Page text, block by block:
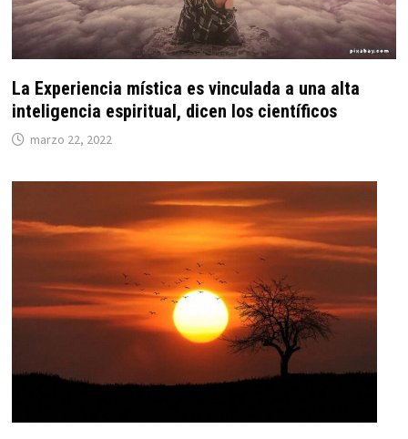
La Experiencia mística es vinculada a una alta
inteligencia espiritual, dicen los científicos
marzo 22, 2022